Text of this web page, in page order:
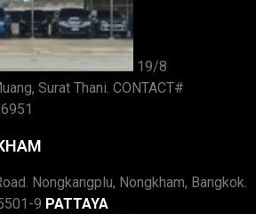
19/8
Surat Thani. CONTACT#
Nongkangplu, Nongkham, Bangkok.
9 PATTAYA